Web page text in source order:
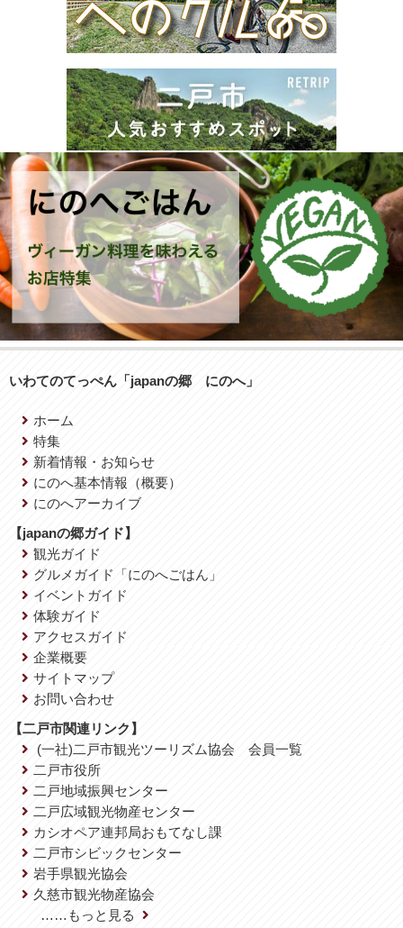
いわてのてっぺん「japanの郷 にのへ」
ホーム
特集
新着情報・お知らせ
にのへ基本情報（概要）
にのへアーカイブ
【japanの郷ガイド】
観光ガイド
グルメガイド「にのへごはん」
イベントガイド
体験ガイド
アクセスガイド
企業概要
サイトマップ
お問い合わせ
【二戸市関連リンク】
(一社)二戸市観光ツーリズム協会 会員一覧
二戸市役所
二戸地域振興センター
二戸広域観光物産センター
カシオペア連邦局おもてなし課
二戸市シビックセンター
岩手県観光協会
久慈市観光物産協会
……もっと見る